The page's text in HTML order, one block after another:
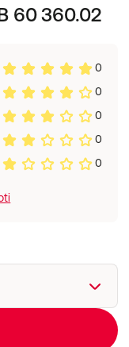
60 360.02
0
0
0
0
0